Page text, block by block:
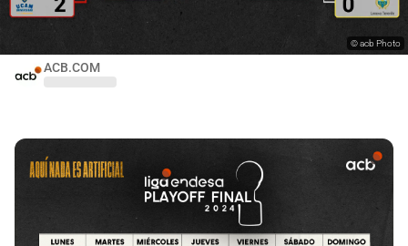
ACB.COM
©acb Photo